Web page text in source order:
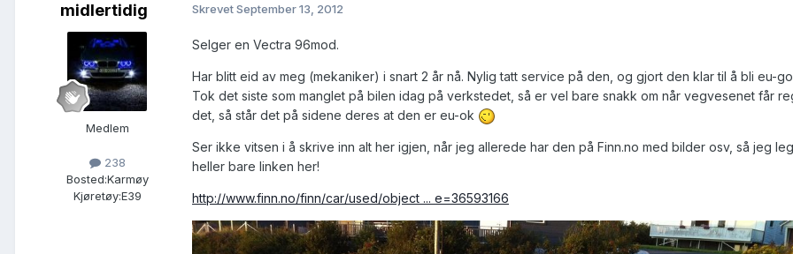
midlertidig
Medlem
238
Bosted:Karmøy
Kjøretøy:E39
SkrevetSeptember 13, 2012
Selger en Vectra 96mod.
Har blitt eid av meg (mekaniker) i snart 2 år nå. Nylig tatt service på den, og gjort den klar til å bli eu-
Tok det siste som manglet på bilen idag på verkstedet, så er vel bare snakk om når vegvesenet får
det, så står det på sidene deres at den er eu-ok
Ser ikke vitsen i å skrive inn alt her igjen, når jeg allerede har den på Finn.no med bilder osv, så jeg
heller bare linken her!
http://www.finn.no/finn/car/used/object ... e=36593166